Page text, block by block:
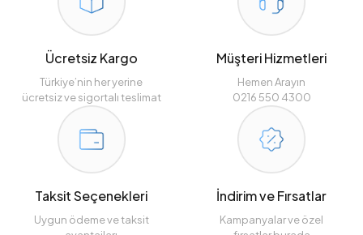
Ücretsiz Kargo
Türkiye’nin her yerine
ücretsiz ve sigortalı teslimat
Müşteri Hizmetleri
Hemen Arayın
0216 550 4300
Taksit Seçenekleri
Uygun ödeme ve taksit
İndirim ve Fırsatlar
Kampanyalar ve özel